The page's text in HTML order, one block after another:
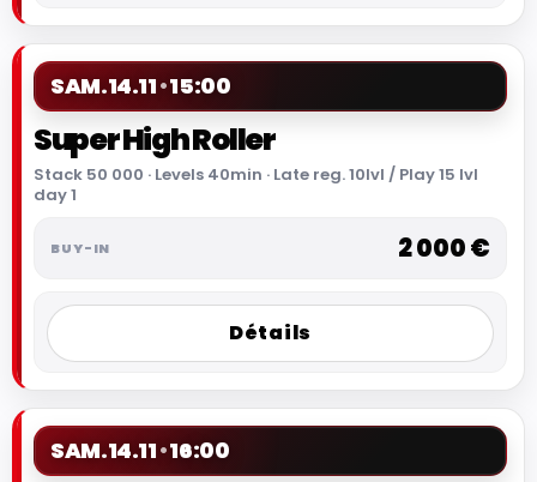
SAM.14.11 15:00
Super High Roller
Stack 50 000 · Levels 40min · Late reg. 10lvl / Play 15 lvl
day 1
2 000 €
Détails
SAM.14.11 16:00